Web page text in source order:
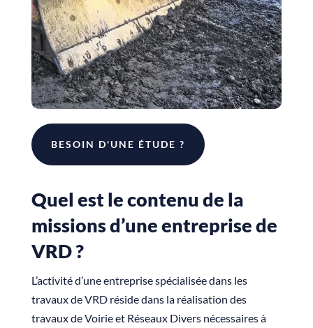
BESOIN D'UNE ÉTUDE ?
Quel est le contenu de la
missions d’une entreprise de
VRD ?
L’activité d’une entreprise spécialisée dans les
travaux de VRD réside dans la réalisation des
travaux de Voirie et Réseaux Divers nécessaires à